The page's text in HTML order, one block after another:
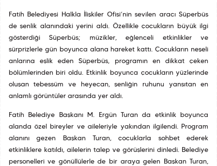
Fatih Belediyesi Halkla İlişkiler Ofisi’nin sevilen aracı Süperbüs
de şenlik alanındaki yerini aldı. Özellikle çocukların büyük ilgi
gösterdiği Süperbüs; müzikler, eğlenceli etkinlikler ve
sürprizlerle gün boyunca alana hareket kattı. Çocukların neşeli
anlarına eşlik eden Süperbüs, programın en dikkat çeken
bölümlerinden biri oldu. Etkinlik boyunca çocukların yüzlerinde
oluşan tebessüm ve heyecan, şenliğin ruhunu yansıtan en
anlamlı görüntüler arasında yer aldı.
Fatih Belediye Başkanı M. Ergün Turan da etkinlik boyunca
alanda özel bireyler ve aileleriyle yakından ilgilendi. Program
alanını gezen Başkan Turan, çocuklarla sohbet ederek
etkinliklere katıldı, ailelerin talep ve görüşlerini dinledi. Belediye
personelleri ve gönüllülerle de bir araya gelen Başkan Turan,